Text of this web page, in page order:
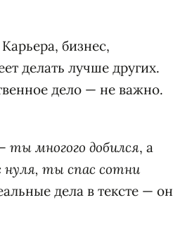
бизнес,
делать лучше других.
дело — не важно.
ты многого добился, а
нуля, ты спас сотни
дела в тексте — он